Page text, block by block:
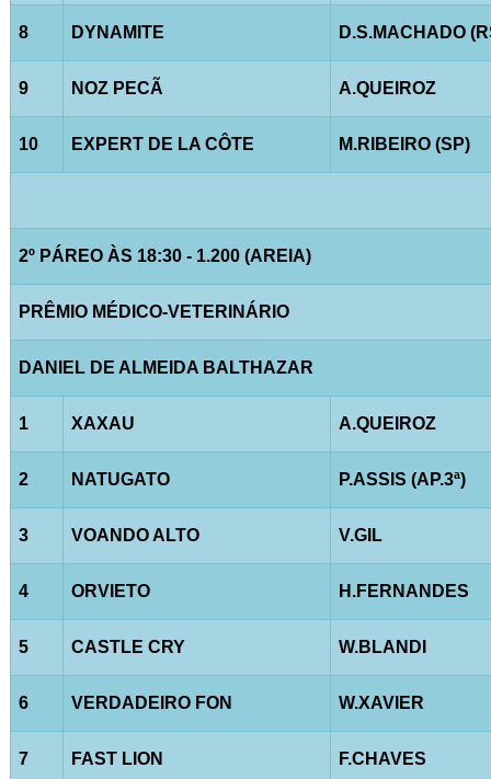
8 DYNAMITE D.S.MACHADO
9 NOZ PECÃ A.QUEIROZ
10 EXPERT DE LA CÔTE M.RIBEIRO (SP)
2º PÁREO ÀS 18:30 - 1.200 (AREIA)
PRÊMIO MÉDICO-VETERINÁRIO
DANIEL DE ALMEIDA BALTHAZAR
1 XAXAU A.QUEIROZ
2 NATUGATO P.ASSIS (AP.3ª)
3 VOANDO ALTO V.GIL
4 ORVIETO H.FERNANDES
5 CASTLE CRY W.BLANDI
6 VERDADEIRO FON W.XAVIER
7 FAST LION F.CHAVES